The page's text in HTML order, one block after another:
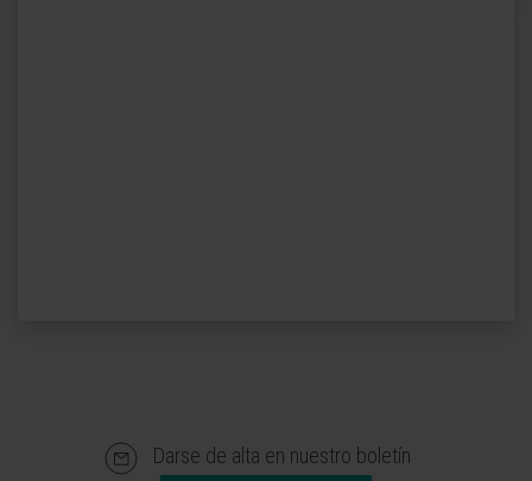
Darse de alta en nuestro boletín